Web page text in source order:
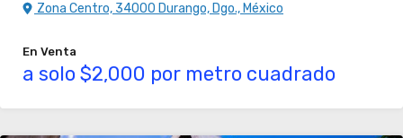
Zona Centro, 34000 Durango, Dgo., México
En Venta
a solo $2,000 por metro cuadrado